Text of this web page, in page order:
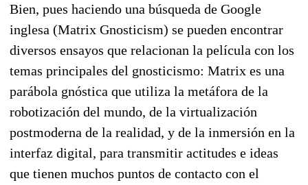
Bien, pues haciendo una búsqueda de Google
inglesa (Matrix Gnosticism) se pueden encontrar
diversos ensayos que relacionan la película con los
temas principales del gnosticismo: Matrix es una
parábola gnóstica que utiliza la metáfora de la
robotización del mundo, de la virtualización
postmoderna de la realidad, y de la inmersión en la
interfaz digital, para transmitir actitudes e ideas
que tienen muchos puntos de contacto con el